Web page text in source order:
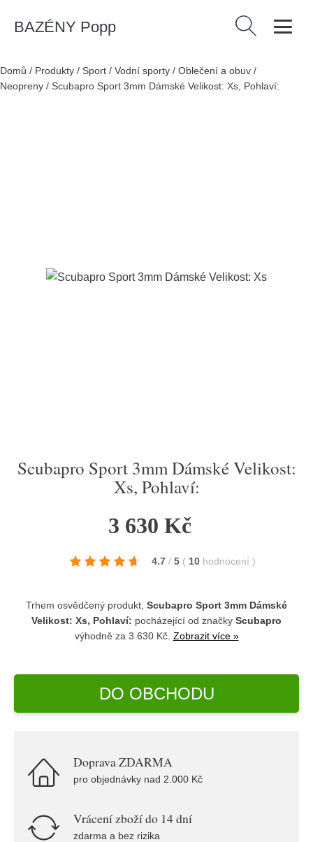
BAZÉNY Popp Vyhledávání
Domů / Produkty / Sport / Vodní sporty / Oblečení a obuv /
Neopreny / Scubapro Sport 3mm Dámské Velikost: Xs, Pohlaví:
Scubapro Sport 3mm Dámské Velikost:
Xs, Pohlaví:
3 630 Kč
4.7 / 5 ( 10 hodnocení )
Trhem osvědčený produkt, Scubapro Sport 3mm Dámské
Velikost: Xs, Pohlaví: pocházející od značky Scubapro
výhodně za 3 630 Kč. Zobrazit více »
DO OBCHODU
Doprava ZDARMA
pro objednávky nad 2.000 Kč
Vrácení zboží do 14 dní
zdarma a bez rizika